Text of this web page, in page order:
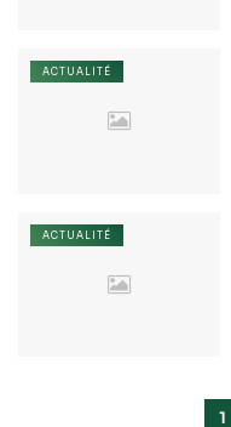
ACTUALITÉ
ACTUALITÉ
1